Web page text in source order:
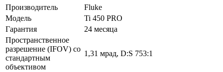
Производитель
Fluke
Модель
Ti 450 PRO
Гарантия
24 месяца
Пространственное
разрешение (IFOV) со
стандартным
объективом
1,31 мрад, D:S 753:1